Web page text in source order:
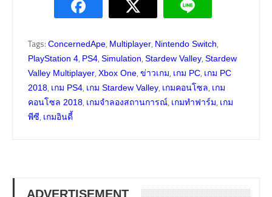
Tags: ConcernedApe, Multiplayer, Nintendo Switch,
PlayStation 4, PS4, Simulation, Stardew Valley, Stardew
Valley Multiplayer, Xbox One, ข่าวเกม, เกม PC, เกม PC
2018, เกม PS4, เกม Stardew Valley, เกมคอนโซล, เกม
คอนโซล 2018, เกมจำลองสถานการณ์, เกมทำฟาร์ม, เกม
พีซี, เกมอินดี้
ADVERTISEMENT